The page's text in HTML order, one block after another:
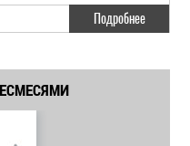
Подробнее